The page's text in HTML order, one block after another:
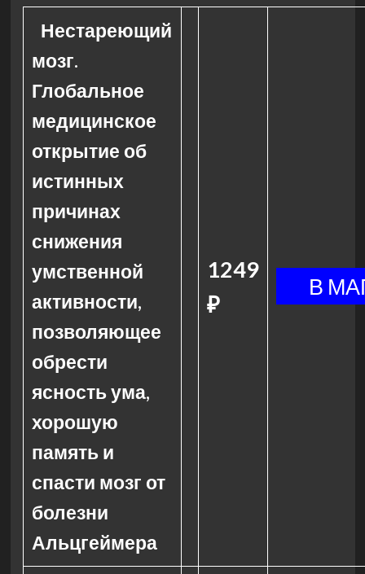
Нестареющий
мозг.
Глобальное
медицинское
открытие об
истинных
причинах
снижения
умственной
активности,
позволяющее
обрести
ясность ума,
хорошую
память и
спасти мозг от
болезни
Альцгеймера
1249
₽